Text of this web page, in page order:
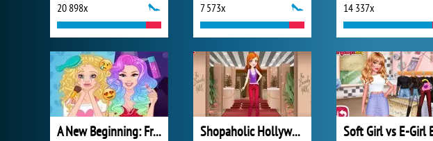
20 898x 7 573x 14 337x
A New Beginning: From Sad To Fab Shopaholic Hollywood